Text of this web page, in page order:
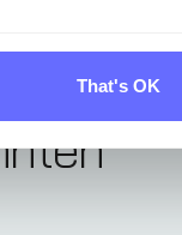
That's OK